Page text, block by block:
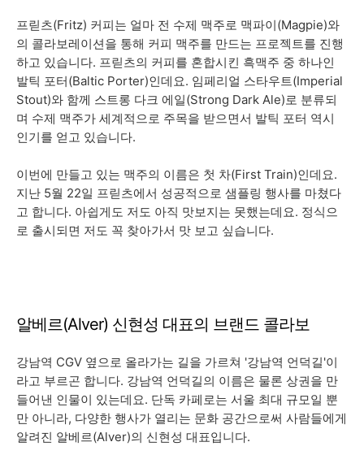
프릳츠(Fritz) 커피는 얼마 전 수제 맥주로 맥파이(Magpie)와
의 콜라보레이션을 통해 커피 맥주를 만드는 프로젝트를 진행
하고 있습니다. 프릳츠의 커피를 혼합시킨 흑맥주 중 하나인
발틱 포터(Baltic Porter)인데요. 임페리얼 스타우트(Imperial
Stout)와 함께 스트롱 다크 에일(Strong Dark Ale)로 분류되
며 수제 맥주가 세계적으로 주목을 받으면서 발틱 포터 역시
인기를 얻고 있습니다.
이번에 만들고 있는 맥주의 이름은 첫 차(First Train)인데요.
지난 5월 22일 프릳츠에서 성공적으로 샘플링 행사를 마쳤다
고 합니다. 아쉽게도 저도 아직 맛보지는 못했는데요. 정식으
로 출시되면 저도 꼭 찾아가서 맛 보고 싶습니다.
알베르(Alver) 신현성 대표의 브랜드 콜라보
강남역 CGV 옆으로 올라가는 길을 가르쳐 '강남역 언덕길'이
라고 부르곤 합니다. 강남역 언덕길의 이름은 물론 상권을 만
들어낸 인물이 있는데요. 단독 카페로는 서울 최대 규모일 뿐
만 아니라, 다양한 행사가 열리는 문화 공간으로써 사람들에게
알려진 알베르(Alver)의 신현성 대표입니다.